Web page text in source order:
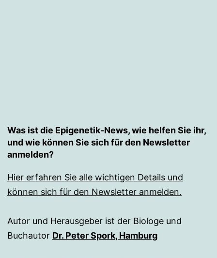
Was ist die Epigenetik-News, wie helfen Sie ihr,
und wie können Sie sich für den Newsletter
anmelden?
Hier erfahren Sie alle wichtigen Details und
können sich für den Newsletter anmelden.
Autor und Herausgeber ist der Biologe und
Buchautor Dr. Peter Spork, Hamburg